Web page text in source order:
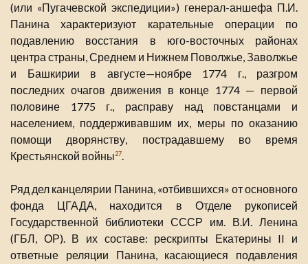
(или «Пугачевской экспедиции») генерал-аншефа П.И.
Панина характеризуют карательные операции по
подавлению восстания в юго-восточных районах
центра страны, Среднем и Нижнем Поволжье, Заволжье
и Башкирии в августе—ноябре 1774 г., разгром
последних очагов движения в конце 1774 — первой
половине 1775 г., расправу над повстанцами и
населением, поддерживавшим их, меры по оказанию
помощи дворянству, пострадавшему во время
Крестьянской войны27.
Ряд дел канцелярии Панина, «отбившихся» от основного
фонда ЦГАДА, находится в Отделе рукописей
Государственной библиотеки СССР им. В.И. Ленина
(ГБЛ, ОР). В их составе: рескрипты Екатерины II и
ответные реляции Панина, касающиеся подавления